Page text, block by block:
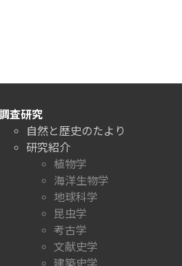
査研究
自然と歴史のたより
研究紹介
植物学
海洋生物学
地球科学
昆虫学
考古学
文献史学